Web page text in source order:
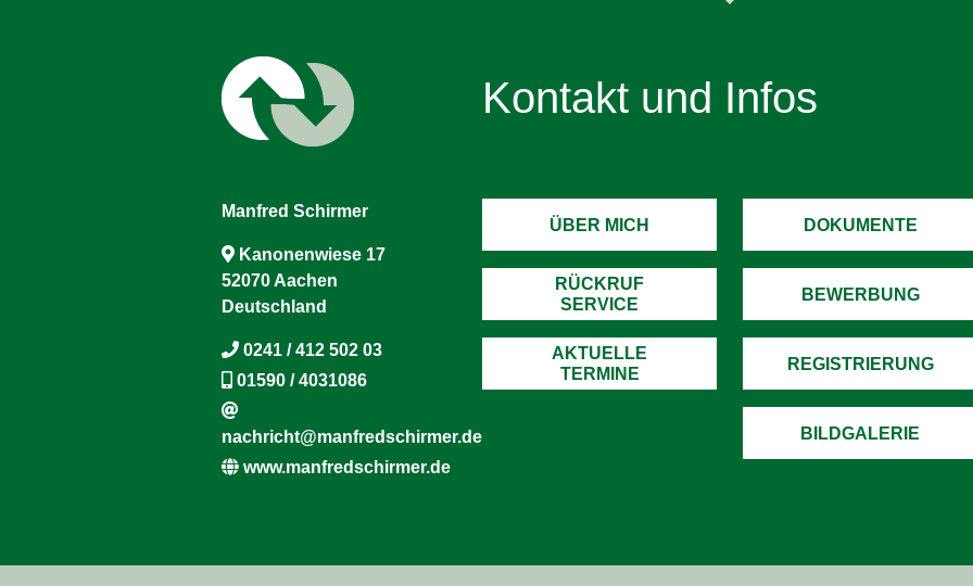
Kontakt und Infos
Manfred Schirmer
Kanonenwiese 17
52070 Aachen
Deutschland
0241 / 412 502 03
01590 / 4031086
nachricht@manfredschirmer.de
www.manfredschirmer.de
ÜBER MICH
RÜCKRUF
SERVICE
AKTUELLE
TERMINE
DOKUMENTE
BEWERBUNG
REGISTRIERUNG
BILDGALERIE